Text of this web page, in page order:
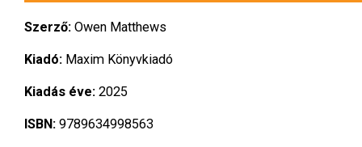
Szerző: Owen Matthews
Kiadó: Maxim Könyvkiadó
Kiadás éve: 2025
ISBN: 9789634998563